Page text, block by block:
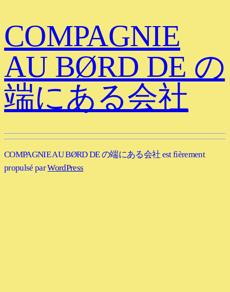
COMPAGNIE
AU BØRD DE の
端にある会社
COMPAGNIE AU BØRD DE の端にある会社 est fièrement
propulsé parWordPress